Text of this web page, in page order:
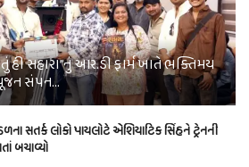
તું હી સહારા”નું આર.ડી ફાર્મ ખાતે ભક્તિમય
સંપન…
સતર્ક લોકો પાયલોટે એશિયાટિક સિંહને ટ્રેનની
બચાવ્યો